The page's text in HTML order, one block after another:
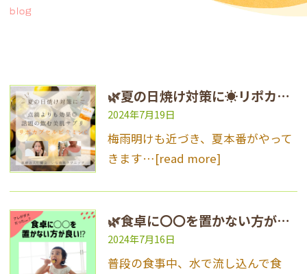
blog
🌿夏の日焼け対策に☀リポカプセルビタミンC🌿
2024年7月19日
梅雨明けも近づき、夏本番がやって
きます…[read more]
🌿食卓に〇〇を置かない方が良い？！🌿
2024年7月16日
普段の食事中、水で流し込んで食